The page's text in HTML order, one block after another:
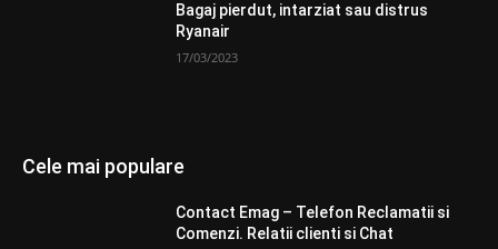
Bagaj pierdut, intarziat sau distrus
Ryanair
17/03/2023
Cele mai populare
Contact Emag – Telefon Reclamatii si
Comenzi. Relatii clienti si Chat